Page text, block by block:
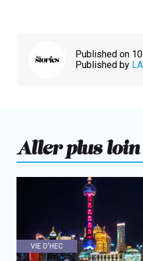
Published on
Published by
Aller plus loin
VIE D'HEC